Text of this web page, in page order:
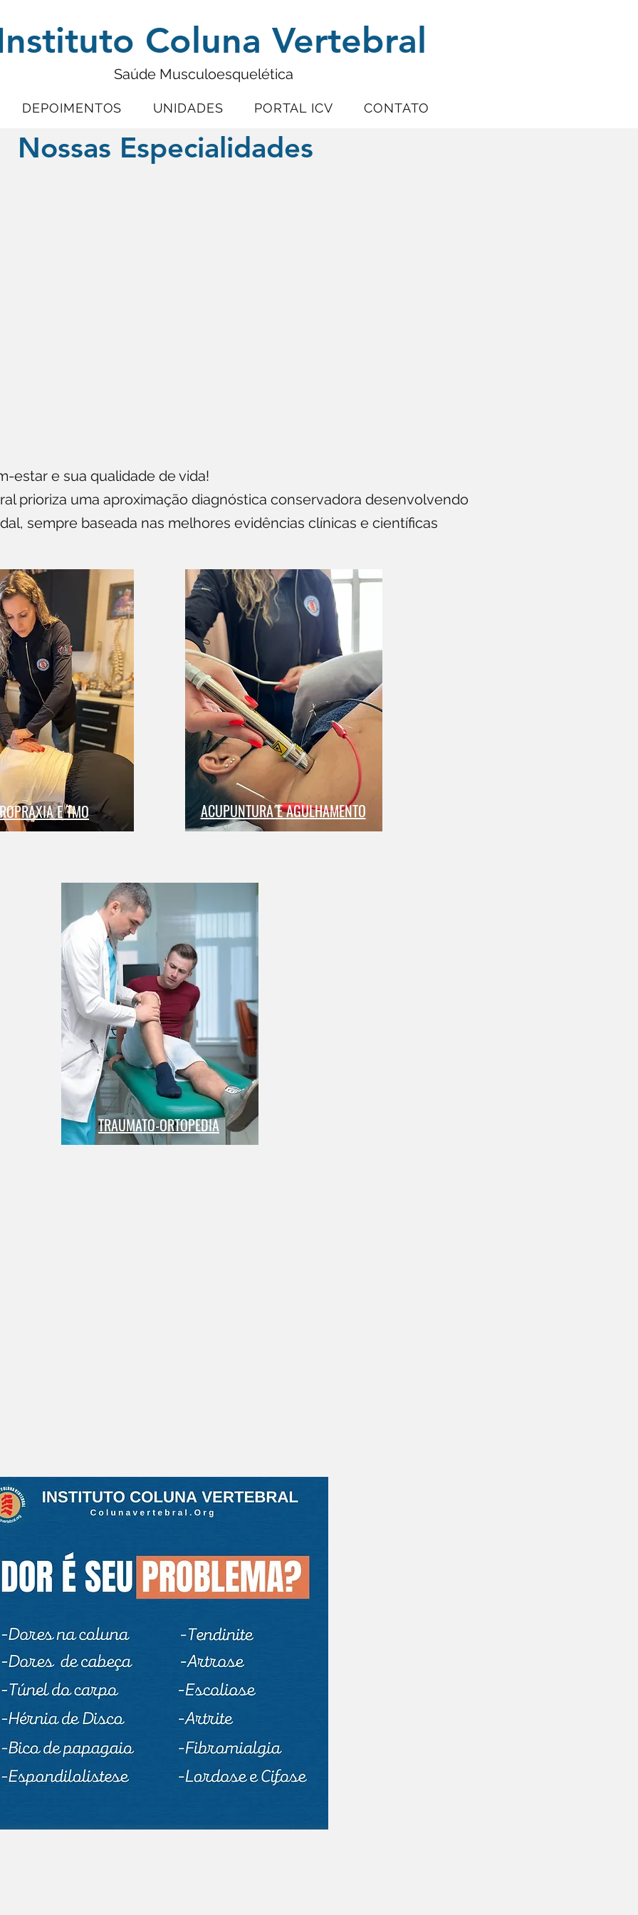
Coluna Vertebral
Saúde Musculoesquelética
DEPOIMENTOS UNIDADES PORTAL ICV CONTATO
Nossas Especialidades
estar e sua qualidade de vida!
prioriza uma aproximação diagnóstica conservadora desenvolvendo
sempre baseada nas melhores evidências clínicas e científicas
E TMO ACUPUNTURA E AGULHAMENTO
TRAUMATO-ORTOPEDIA